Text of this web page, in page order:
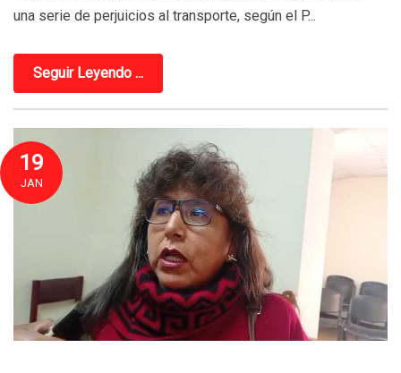
una serie de perjuicios al transporte, según el P...
Seguir Leyendo ...
19
JAN